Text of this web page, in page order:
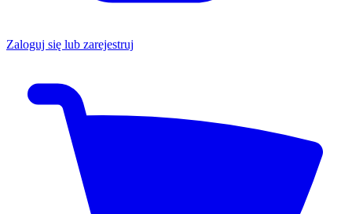
Zaloguj się lub zarejestruj